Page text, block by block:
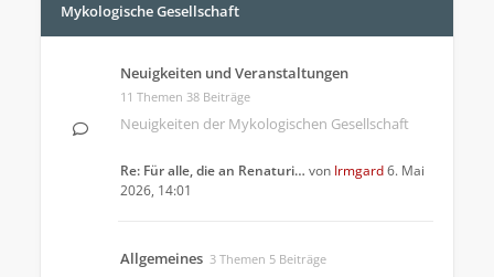
Mykologische Gesellschaft
Neuigkeiten und Veranstaltungen
11 Themen 38 Beiträge
Neuigkeiten der Mykologischen Gesellschaft
Re: Für alle, die an Renaturi… von Irmgard6. Mai
2026, 14:01
Allgemeines 3 Themen 5 Beiträge